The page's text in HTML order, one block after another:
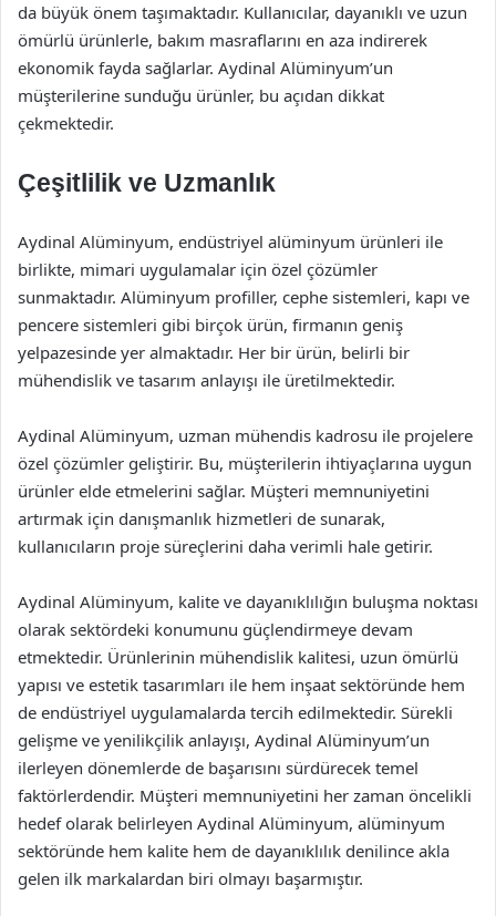
da büyük önem taşımaktadır. Kullanıcılar, dayanıklı ve uzun
ömürlü ürünlerle, bakım masraflarını en aza indirerek
ekonomik fayda sağlarlar. Aydinal Alüminyum’un
müşterilerine sunduğu ürünler, bu açıdan dikkat
çekmektedir.
Çeşitlilik ve Uzmanlık
Aydinal Alüminyum, endüstriyel alüminyum ürünleri ile
birlikte, mimari uygulamalar için özel çözümler
sunmaktadır. Alüminyum profiller, cephe sistemleri, kapı ve
pencere sistemleri gibi birçok ürün, firmanın geniş
yelpazesinde yer almaktadır. Her bir ürün, belirli bir
mühendislik ve tasarım anlayışı ile üretilmektedir.
Aydinal Alüminyum, uzman mühendis kadrosu ile projelere
özel çözümler geliştirir. Bu, müşterilerin ihtiyaçlarına uygun
ürünler elde etmelerini sağlar. Müşteri memnuniyetini
artırmak için danışmanlık hizmetleri de sunarak,
kullanıcıların proje süreçlerini daha verimli hale getirir.
Aydinal Alüminyum, kalite ve dayanıklılığın buluşma noktası
olarak sektördeki konumunu güçlendirmeye devam
etmektedir. Ürünlerinin mühendislik kalitesi, uzun ömürlü
yapısı ve estetik tasarımları ile hem inşaat sektöründe hem
de endüstriyel uygulamalarda tercih edilmektedir. Sürekli
gelişme ve yenilikçilik anlayışı, Aydinal Alüminyum’un
ilerleyen dönemlerde de başarısını sürdürecek temel
faktörlerdendir. Müşteri memnuniyetini her zaman öncelikli
hedef olarak belirleyen Aydinal Alüminyum, alüminyum
sektöründe hem kalite hem de dayanıklılık denilince akla
gelen ilk markalardan biri olmayı başarmıştır.